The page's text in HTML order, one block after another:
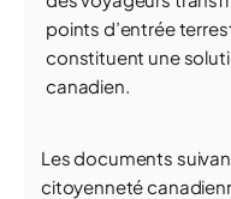
points d’entrée
constituent une
canadien.
Les documents
citoyenneté